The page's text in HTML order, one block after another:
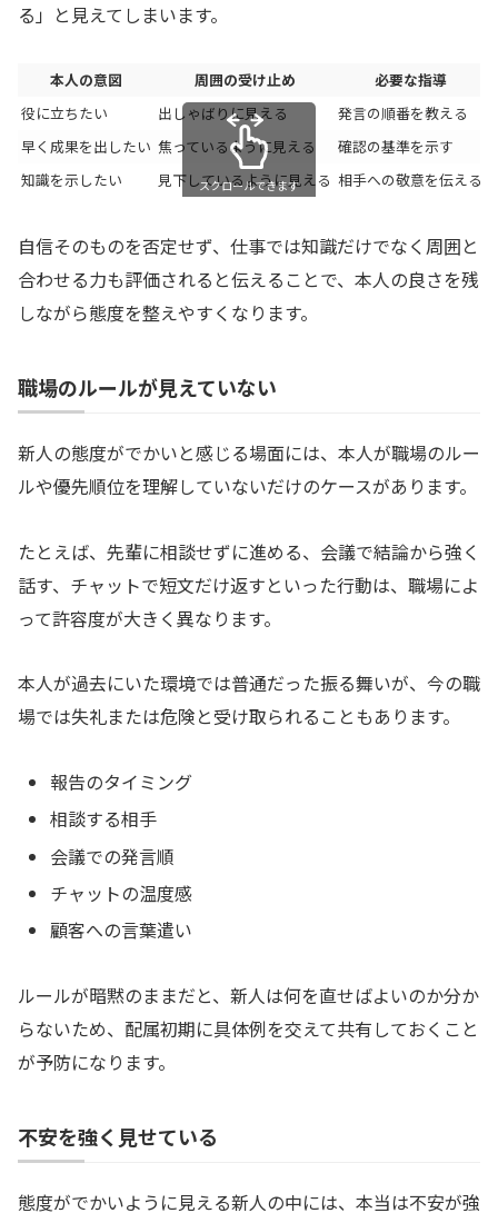
る」と見えてしまいます。
本人の意図 周囲の受け止め
必要な指導
役に立ちたい
出しゃばりに見える
発言の順番を教える
早く成果を出したい 焦っているように見える
確認の基準を示す
知識を示したい
見下しているように見える 相手への敬意を伝える
スクロールできます
自信そのものを否定せず、仕事では知識だけでなく周囲と
合わせる力も評価されると伝えることで、本人の良さを残
しながら態度を整えやすくなります。
職場のルールが見えていない
新人の態度がでかいと感じる場面には、本人が職場のルー
ルや優先順位を理解していないだけのケースがあります。
たとえば、先輩に相談せずに進める、会議で結論から強く
話す、チャットで短文だけ返すといった行動は、職場によ
って許容度が大きく異なります。
本人が過去にいた環境では普通だった振る舞いが、今の職
場では失礼または危険と受け取られることもあります。
報告のタイミング
相談する相手
会議での発言順
チャットの温度感
顧客への言葉遣い
ルールが暗黙のままだと、新人は何を直せばよいのか分か
らないため、配属初期に具体例を交えて共有しておくこと
が予防になります。
不安を強く見せている
態度がでかいように見える新人の中には、本当は不安が強